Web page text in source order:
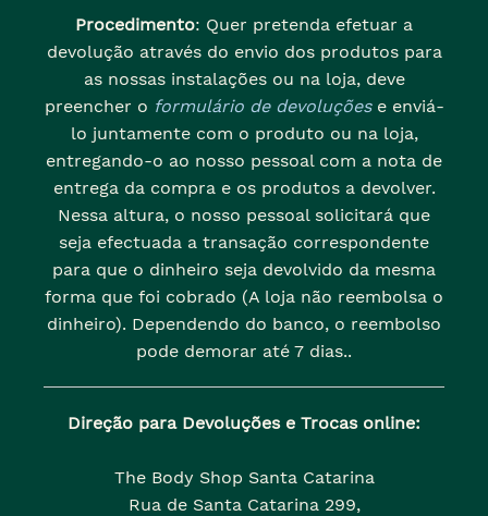
Procedimento: Quer pretenda efetuar a
devolução através do envio dos produtos para
as nossas instalações ou na loja, deve
preencher o formulário de devoluçõese enviá-
lo juntamente com o produto ou na loja,
entregando-o ao nosso pessoal com a nota de
entrega da compra e os produtos a devolver.
Nessa altura, o nosso pessoal solicitará que
seja efectuada a transação correspondente
para que o dinheiro seja devolvido da mesma
forma que foi cobrado (A loja não reembolsa o
dinheiro). Dependendo do banco, o reembolso
pode demorar até 7 dias..
Direção para Devoluções e Trocas online:
The Body Shop Santa Catarina
Rua de Santa Catarina 299,